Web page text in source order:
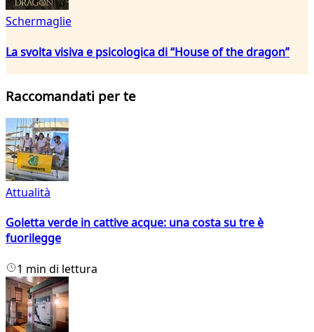
Schermaglie
La svolta visiva e psicologica di “House of the dragon”
Raccomandati per te
Attualità
Goletta verde in cattive acque: una costa su tre è
fuorilegge
1 min di lettura